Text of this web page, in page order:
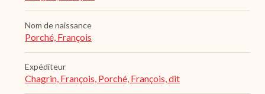
Nom de naissance
Porché, François
Expéditeur
Chagrin, François, Porché, François, dit